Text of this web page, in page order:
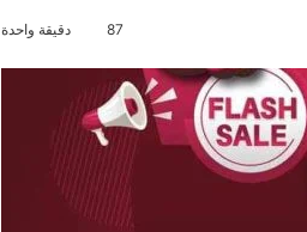
87 دقيقة واحدة